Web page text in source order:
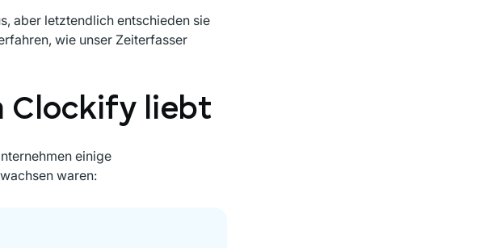
aber letztendlich entschieden sie
wie unser Zeiterfasser
Clockify liebt
einige
waren: